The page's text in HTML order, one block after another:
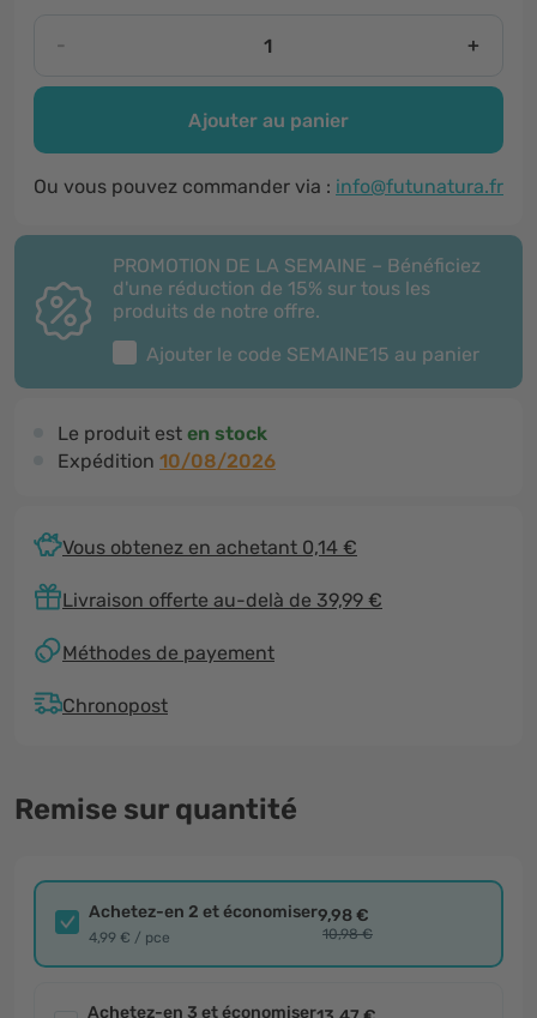
- +
Ajouter au panier
Ou vous pouvez commander via : info@futunatura.fr
PROMOTION DE LA SEMAINE – Bénéficiez
d'une réduction de 15% sur tous les
produits de notre offre.
Ajouter le code SEMAINE15 au panier
Le produit est en stock
Expédition 10/08/2026
Vous obtenez en achetant 0,14 €
Livraison offerte au-delà de 39,99 €
Méthodes de payement
Chronopost
Remise sur quantité
Achetez-en 2 et économiser
4,99 € / pce
9,98 €
10,98 €
Achetez-en 3 et économiser